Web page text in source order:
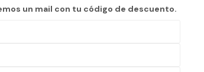
un mail con tu código de descuento.